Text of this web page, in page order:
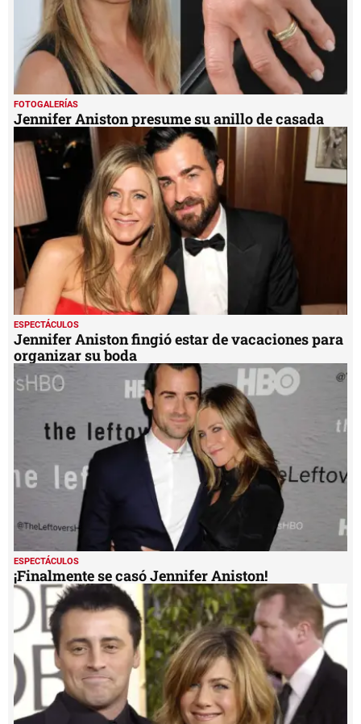
FOTOGALERÍAS
Jennifer Aniston presume su anillo de casada
ESPECTÁCULOS
Jennifer Aniston fingió estar de vacaciones para
organizar su boda
ESPECTÁCULOS
¡Finalmente se casó Jennifer Aniston!